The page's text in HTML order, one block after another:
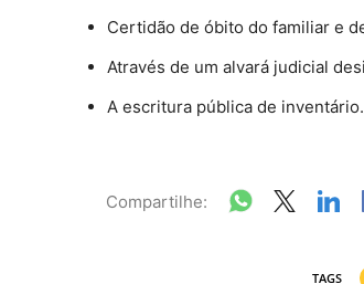
Certidão de óbito do familiar e
Através de um alvará judicial
A escritura pública de inventário.
Compartilhe:
TAGS